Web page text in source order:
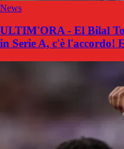
News
ULTIM'ORA - El Bilal
in Serie A, c'è l'accordo!